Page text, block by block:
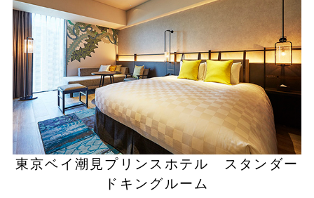
東京ベイ潮見プリンスホテル スタンダー
ドキングルーム